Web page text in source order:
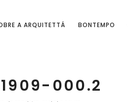
A ARQUITETTÁ BONTEMPO
000.2